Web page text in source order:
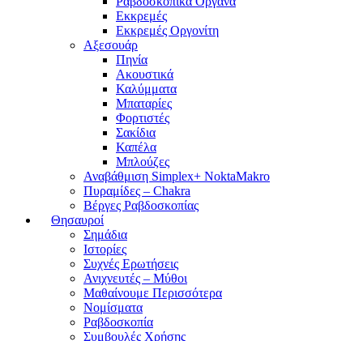
Εκκρεμές
Εκκρεμές Οργονίτη
Αξεσουάρ
Πηνία
Ακουστικά
Καλύμματα
Μπαταρίες
Φορτιστές
Σακίδια
Καπέλα
Μπλούζες
Αναβάθμιση Simplex+ NoktaMakro
Πυραμίδες – Chakra
Βέργες Ραβδοσκοπίας
Θησαυροί
Σημάδια
Ιστορίες
Συχνές Ερωτήσεις
Ανιχνευτές – Μύθοι
Μαθαίνουμε Περισσότερα
Νομίσματα
Ραβδοσκοπία
Συμβουλές Χρήσης